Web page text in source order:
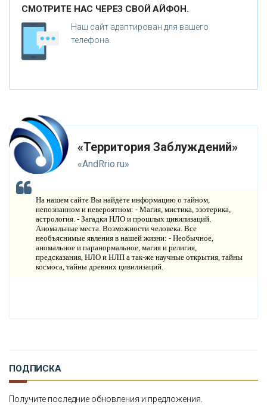
НОВЫЕ ТЕХНОЛОГИИ
РОГНОЗЫ И ПРОРОЧЕСТВА
ИСТОРИЯ ОБО ВСЕМ НА СВЕТЕ
КОМПАНИИ
Н
ОНТАКТЫ
СМОТРИТЕ НАС ЧЕРЕЗ СВОЙ АЙФОН.
Наш сайт адаптирован для вашего
телефона.
«Территория Заблуждений»
«AndRrio.ru»
На нашем сайте Вы найдёте информацию о тайном,
непознанном и невероятном: - Магия, мистика, эзотерика,
астрология. - Загадки НЛО и прошлых цивилизаций.
Аномальные места. Возможности человека. Все
необъяснимые явления в нашей жизни: - Необычное,
аномальное и паранормальное, магия и религия,
предсказания, НЛО и НЛП а так-же научные открытия, тайны
космоса, тайны древних цивилизаций.
ПОДПИСКА
Получите последние обновления и предложения.